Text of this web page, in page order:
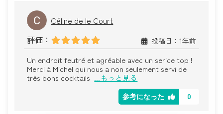
Céline de le Court
評価：
投稿日：1年前
Un endroit feutré et agréable avec un serice top !
Merci à Michel qui nous a non seulement servi de
très bons cocktails ...もっと見る
参考になった 0